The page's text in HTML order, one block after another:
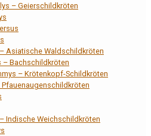
– Geierschildkröten
Asiatische Waldschildkröten
– Bachschildkröten
– Krötenkopf-Schildkröten
Indische Weichschildkröten